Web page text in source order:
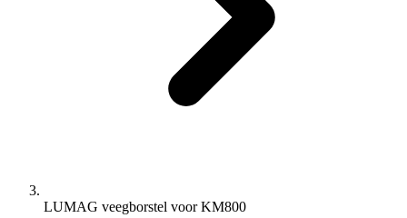
LUMAG veegborstel voor KM800